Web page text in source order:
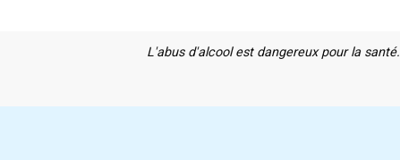
L'abus d'alcool est dangereux pour la santé.